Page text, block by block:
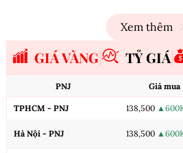
Xem thêm
GIÁ VÀNG TỶ GIÁ
PNJ Giá mua
TPHCM - PNJ 138,500
Hà Nội - PNJ 138,500